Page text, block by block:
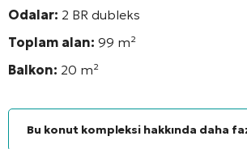
Odalar: 2 BR dubleks
Toplam alan: 99 m²
Balkon: 20 m²
Bu konut kompleksi hakkında daha